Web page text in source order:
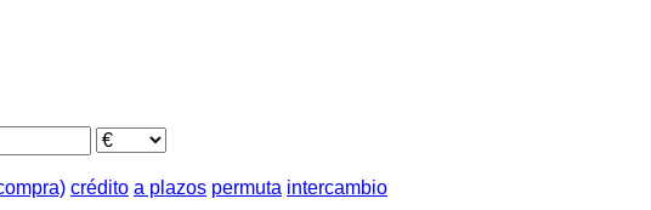
crédito a plazos permuta intercambio